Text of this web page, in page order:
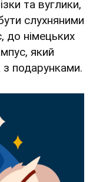
та вуглики,
слухняними
до німецьких
який
подарунками.